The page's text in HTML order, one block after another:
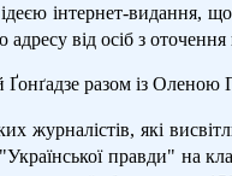
інтернет-видання,
від осіб з
разом із
журналістів, які
правди" на